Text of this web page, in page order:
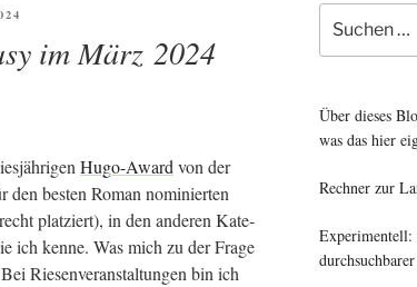
im März 2024
Hugo-Award von der
bes­ten Roman nomi­nier­ten
plat­ziert), in den ande­ren Kate­
ich ken­ne. Was mich zu der Fra­ge
Rie­sen­ver­an­stal­tun­gen bin ich
Suche
nach:
Über dieses
was das hier
Rechner zur
Experimentell: